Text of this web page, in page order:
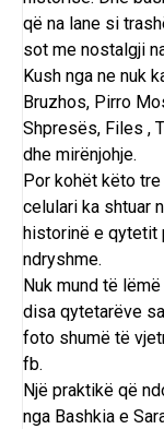
që na lane si
sot me nostalgji
Kush nga ne nuk
Bruzhos, Pirro
Shpresës, Files ,
dhe mirënjohje.
Por kohët këto
celulari ka shtuar
historinë e qytetit
ndryshme.
Nuk mund të
disa qytetarëve
foto shumë të
fb.
Një praktikë që
nga Bashkia e